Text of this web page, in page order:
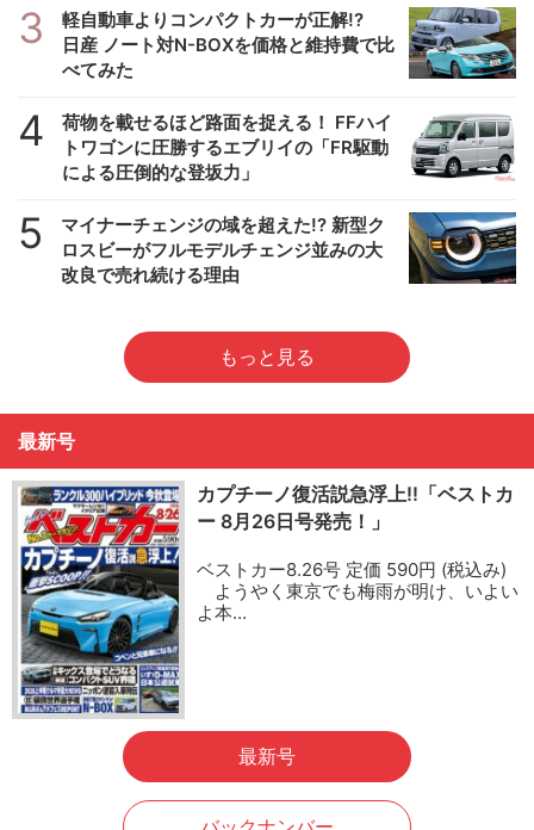
3
軽自動車よりコンパクトカーが正解!?
日産 ノート対N-BOXを価格と維持費で比
べてみた
4
荷物を載せるほど路面を捉える！ FFハイ
トワゴンに圧勝するエブリイの「FR駆動
による圧倒的な登坂力」
5
マイナーチェンジの域を超えた!? 新型ク
ロスビーがフルモデルチェンジ並みの大
改良で売れ続ける理由
もっと見る
最新号
カプチーノ復活説急浮上!!「ベストカ
ー 8月26日号発売！」
ベストカー8.26号 定価 590円 (税込み)
ようやく東京でも梅雨が明け、いよい
よ本…
最新号